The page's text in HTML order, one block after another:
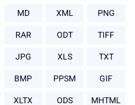
MD XML PNG
RAR ODT TIFF
JPG XLS TXT
BMP PPSM GIF
XLTX ODS MHTML